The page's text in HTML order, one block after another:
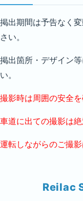
掲出期間は予告なく
さい。
掲出箇所・デザイン
い。
撮影時は周囲の安全
車道に出ての撮影は絶
運転しながらのご撮
Reilac